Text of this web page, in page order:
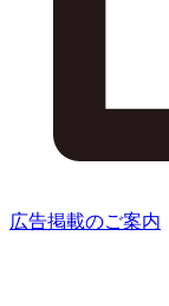
広告掲載のご案内